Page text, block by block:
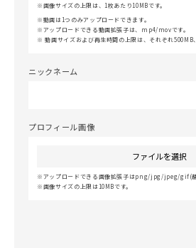
画像サイズの上限は、1枚あたり10MBです。
動画は1つのみアップロードできます。
アップロードできる動画拡張子は、mp4/movです。
動画サイズおよび再生時間の上限は、それぞれ500MB
ニックネーム
プロフィール画像
ファイルを選択
アップロードできる画像拡張子はpng/jpg/jpeg/gif(
画像サイズの上限は10MBです。